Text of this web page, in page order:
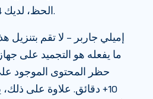
الحظ، لديك 14 يومًا تجريبيًا.
إميلي جاربر – لا تقم بتنزيل
ما يفعله هو التجميد على
حظر المحتوى الموجود
10+ دقائق. علاوة على